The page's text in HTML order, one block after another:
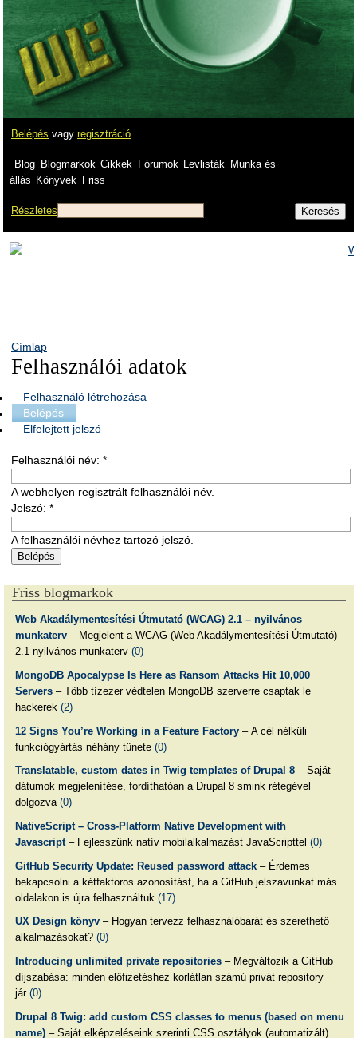
Belépés vagy regisztráció
Blog Blogmarkok Cikkek Fórumok Levlisták
Munka és
állás Könyvek Friss
Részletes
Címlap
Felhasználói adatok
Felhasználó létrehozása
Belépés
Elfelejtett jelszó
Felhasználói név: *
A webhelyen regisztrált felhasználói név.
Jelszó: *
A felhasználói névhez tartozó jelszó.
Friss blogmarkok
Web Akadálymentesítési Útmutató (WCAG) 2.1 – nyilvános
munkaterv– Megjelent a WCAG (Web Akadálymentesítési Útmutató)
2.1 nyilvános munkaterv (0)
MongoDB Apocalypse Is Here as Ransom Attacks Hit 10,000
Servers– Több tízezer védtelen MongoDB szerverre csaptak le
hackerek (2)
12 Signs You’re Working in a Feature Factory– A cél nélküli
funkciógyártás néhány tünete (0)
Translatable, custom dates in Twig templates of Drupal 8– Saját
dátumok megjelenítése, fordíthatóan a Drupal 8 smink rétegével
dolgozva (0)
NativeScript – Cross-Platform Native Development with
Javascript– Fejlesszünk natív mobilalkalmazást JavaScripttel (0)
GitHub Security Update: Reused password attack– Érdemes
bekapcsolni a kétfaktoros azonosítást, ha a GitHub jelszavunkat más
oldalakon is újra felhasználtuk (17)
UX Design könyv– Hogyan tervezz felhasználóbarát és szerethető
alkalmazásokat? (0)
Introducing unlimited private repositories– Megváltozik a GitHub
díjszabása: minden előfizetéshez korlátlan számú privát repository
jár (0)
Drupal 8 Twig: add custom CSS classes to menus (based on menu
name)– Saját elképzeléseink szerinti CSS osztályok (automatizált)